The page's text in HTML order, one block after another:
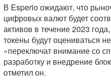
В Esperio ожидают, что
цифровых валют будет
активов в течение 2023
токены будут оцениваться
«переключат внимание со
разработку и внедрение
отметил он.